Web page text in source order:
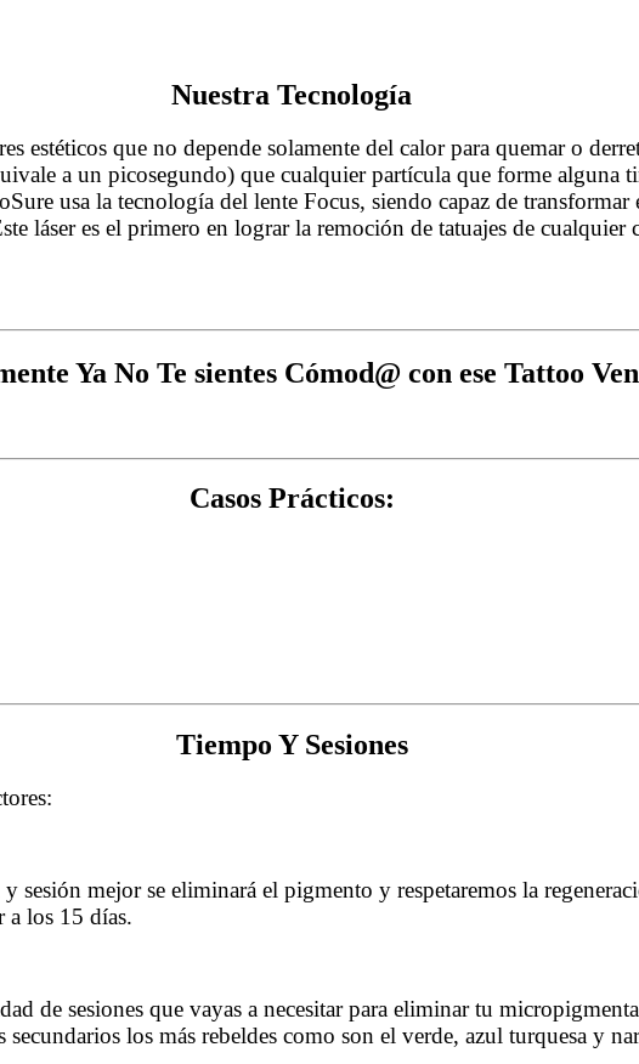
Nuestra Tecnología
estéticos que no depende solamente del calor para quemar o
a un picosegundo) que cualquier partícula que forme alguna
usa la tecnología del lente Focus, siendo capaz de transformar
láser es el primero en lograr la remoción de tatuajes de cualquier
Ya No Te sientes Cómod@ con ese Tattoo
Casos Prácticos:
Tiempo Y Sesiones
sesión mejor se eliminará el pigmento y respetaremos la
a los 15 días.
de sesiones que vayas a necesitar para eliminar tu
los más rebeldes como son el verde, azul turquesa y